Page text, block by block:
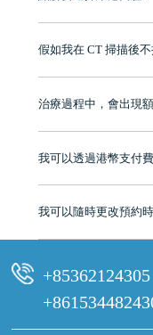
牌」、「2025香港企業
至今已服務超過三十個
有咨詢及服務保障中心
假如我在 CT 掃描後
治療過程中，會出現
我可以透過港幣支付
可以。維港口腔會按照
我可以隨時更改預約